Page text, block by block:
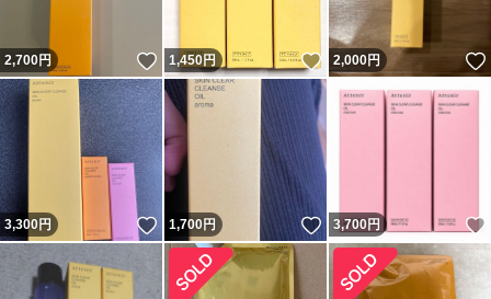
2,700円 いいね！
1,450円 いいね！
2,000円
3,300円 いいね！
1,700円 いいね！
3,700円